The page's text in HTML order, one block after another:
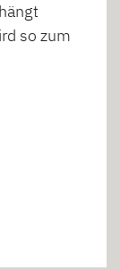
so zum